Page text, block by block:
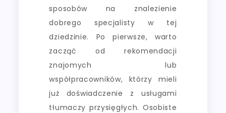
sposobów na znalezienie
dobrego specjalisty w tej
dziedzinie. Po pierwsze, warto
zacząć od rekomendacji
znajomych lub
współpracowników, którzy mieli
już doświadczenie z usługami
tłumaczy przysięgłych. Osobiste